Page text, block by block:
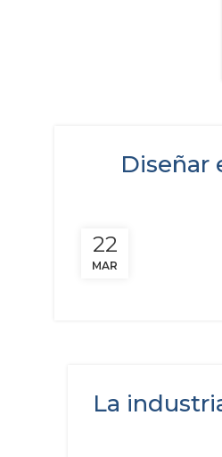
22
MAR
Diseñar
La